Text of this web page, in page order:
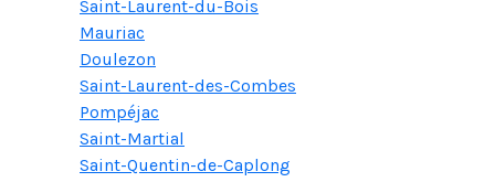
Saint-Laurent-du-Bois
Mauriac
Doulezon
Saint-Laurent-des-Combes
Pompéjac
Saint-Martial
Saint-Quentin-de-Caplong